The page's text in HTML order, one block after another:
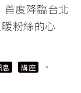
度降臨台北
粉絲的心
息 講座
·